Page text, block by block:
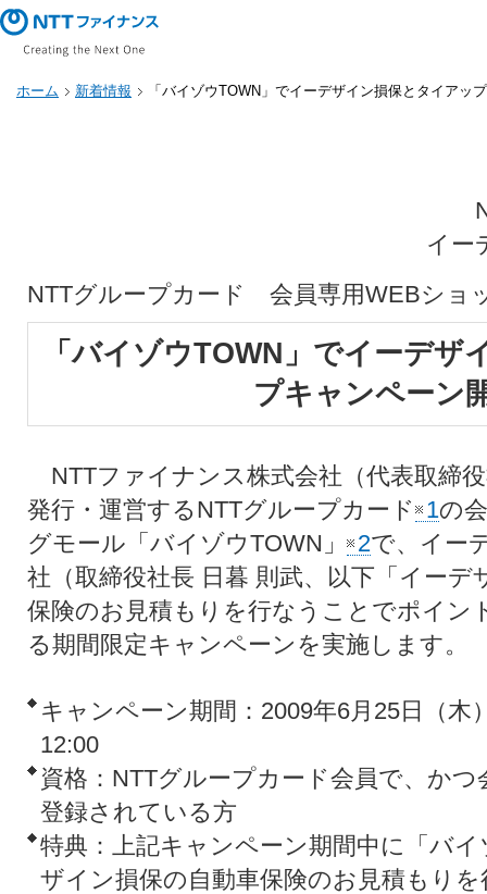
ホーム 新着情報 「バイゾウTOWN」でイーデザイン損保とタイアッ
イー
NTTグループカード 会員専用WEBショ
「バイゾウTOWN」でイーデザ
プキャンペーン
NTTファイナンス株式会社（代表取締
発行・運営するNTTグループカード 1の
グモール「バイゾウTOWN」
2で、イー
社（取締役社長 日暮 則武、以下「イーデ
保険のお見積もりを行なうことでポイン
る期間限定キャンペーンを実施します。
キャンペーン期間：2009年6月25日（木
12:00
資格：NTTグループカード会員で、か
登録されている方
特典：上記キャンペーン期間中に「バ
ザイン損保の自動車保険のお見積もり